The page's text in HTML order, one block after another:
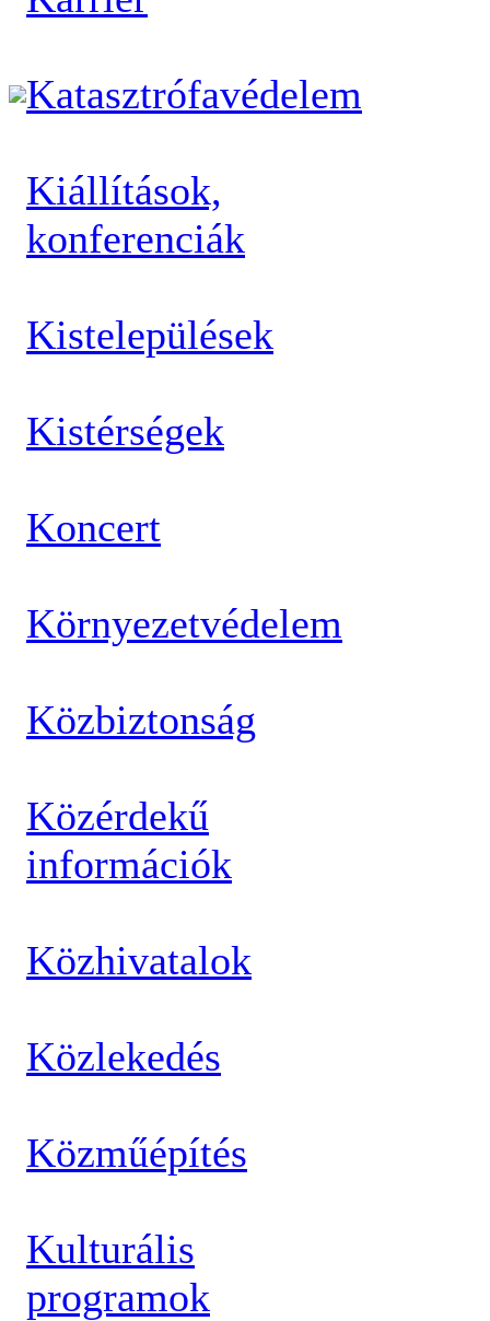
Katasztrófavédelem
Kiállítások,
konferenciák
Kistelepülések
Kistérségek
Koncert
Környezetvédelem
Közbiztonság
Közérdekű
információk
Közhivatalok
Közlekedés
Közműépítés
Kulturális
programok